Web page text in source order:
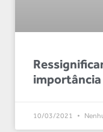
10/03/2021